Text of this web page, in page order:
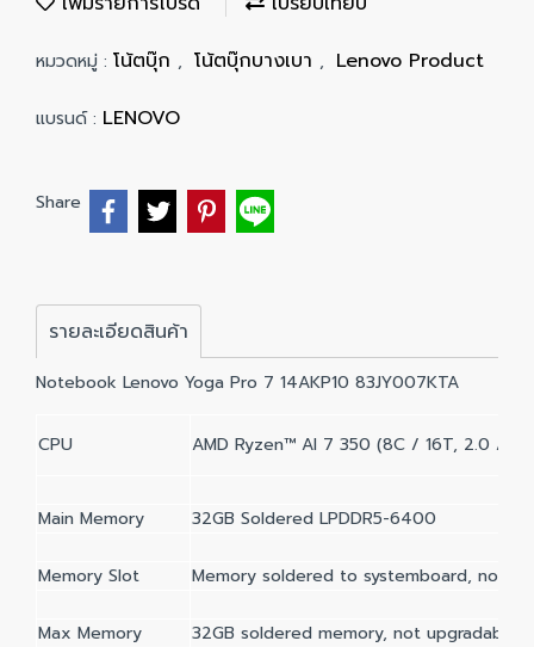
หมวดหมู่ : โน้ตบุ๊ก , โน้ตบุ๊กบางเบา , Lenovo Product
แบรนด์ : LENOVO
Share
รายละเอียดสินค้า
Notebook Lenovo Yoga Pro 7 14AKP10 83JY007KTA
CPU AMD Ryzen™ AI 7 350 (8C / 16T, 2.0 /
Main Memory 32GB Soldered LPDDR5-6400
Memory Slot Memory soldered to systemboard, no
Max Memory 32GB soldered memory, not upgradable